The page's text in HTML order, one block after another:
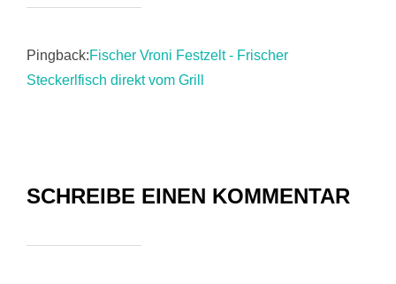
Pingback:Fischer Vroni Festzelt - Frischer
Steckerlfisch direkt vom Grill
SCHREIBE EINEN KOMMENTAR